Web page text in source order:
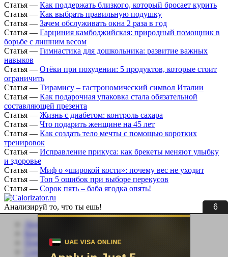
5
Статья — Как поддержать близкого, который бросает курить
Статья — Как выбрать правильную подушку
Статья — Зачем обслуживать окна 2 раза в год
Статья — Гарциния камбоджийская: природный помощник в
борьбе с лишним весом
Статья — Гимнастика для дошкольника: развитие важных
навыков
Статья — Отёки при похудении: 5 продуктов, которые стоит
ограничить
Статья — Тирамису – гастрономический символ Италии
Статья — Как подарочная упаковка стала обязательной
составляющей презента
Статья — Жизнь с диабетом: контроль сахара
Статья — Что подарить женщине на 45 лет
Статья — Как создать тело мечты с помощью коротких
тренировок
Статья — Исправление прикуса: как брекеты меняют улыбку
и здоровье
Статья — Миф о «широкой кости»: почему вес не уходит
Статья — Топ 5 ошибок при выборе перекусов
Статья — Сорок пять – баба ягодка опять!
Анализируй то, что ты ешь!
Личный кабинет
Помощь сайту
Соцсети